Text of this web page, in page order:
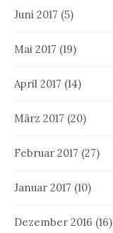
Juni 2017 (5)
Mai 2017 (19)
April 2017 (14)
März 2017 (20)
Februar 2017 (27)
Januar 2017 (10)
Dezember 2016 (16)